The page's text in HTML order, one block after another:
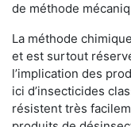
de méthode
La méthode
et est surtout
l’implication des
ici d’insecticides
résistent très